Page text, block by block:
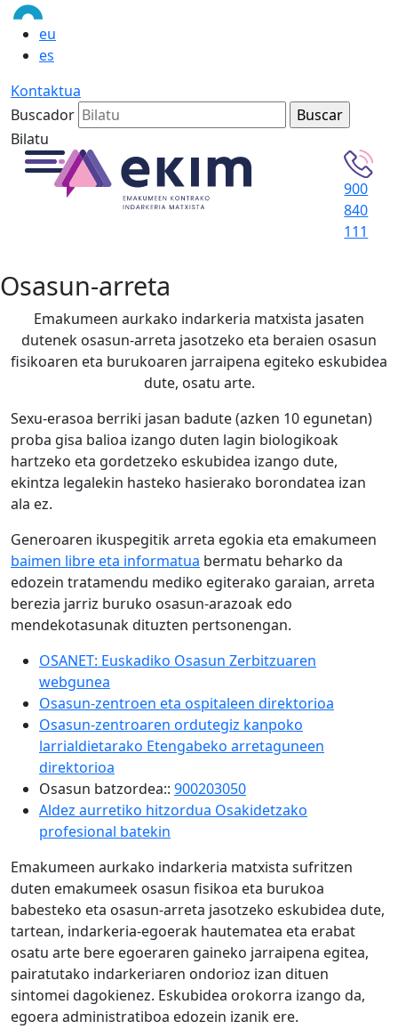
eu
es
Kontaktua
Buscador
Bilatu
900
840
111
Osasun-arreta
Emakumeen aurkako indarkeria matxista jasaten
dutenek osasun-arreta jasotzeko eta beraien osasun
fisikoaren eta burukoaren jarraipena egiteko eskubidea
dute, osatu arte.
Sexu-erasoa berriki jasan badute (azken 10 egunetan)
proba gisa balioa izango duten lagin biologikoak
hartzeko eta gordetzeko eskubidea izango dute,
ekintza legalekin hasteko hasierako borondatea izan
ala ez.
Generoaren ikuspegitik arreta egokia eta emakumeen
baimen libre eta informatua bermatu beharko da
edozein tratamendu mediko egiterako garaian, arreta
berezia jarriz buruko osasun-arazoak edo
mendekotasunak dituzten pertsonengan.
OSANET: Euskadiko Osasun Zerbitzuaren
webgunea
Osasun-zentroen eta ospitaleen direktorioa
Osasun-zentroaren ordutegiz kanpoko
larrialdietarako Etengabeko arretaguneen
direktorioa
Osasun batzordea:: 900203050
Aldez aurretiko hitzordua Osakidetzako
profesional batekin
Emakumeen aurkako indarkeria matxista sufritzen
duten emakumeek osasun fisikoa eta burukoa
babesteko eta osasun-arreta jasotzeko eskubidea dute,
tartean, indarkeria-egoerak hautematea eta erabat
osatu arte bere egoeraren gaineko jarraipena egitea,
pairatutako indarkeriaren ondorioz izan dituen
sintomei dagokienez. Eskubidea orokorra izango da,
egoera administratiboa edozein izanik ere.